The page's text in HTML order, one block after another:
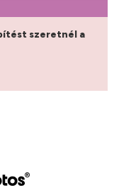
szeretnél a